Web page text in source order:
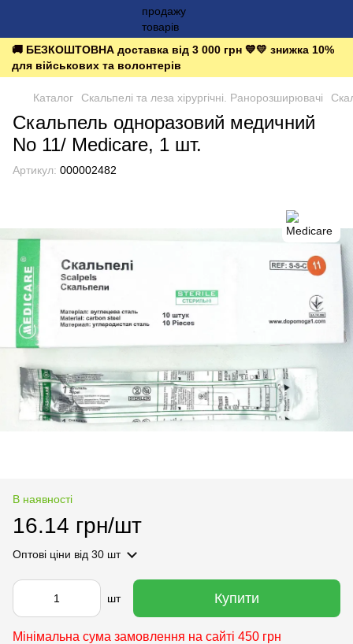
🚚 БЕЗКОШТОВНА доставка від 3 000 грн 💙💛 знижка 10%
для військових та волонтерів
Каталог Скальпелі та леза хірургічні. Ранорозширювачі
Скальпель одноразовий медичний
No 11/ Мedicare, 1 шт.
Артикул: 000002482
В наявності
16.14 грн/шт
Оптові ціни від 30 шт
шт Купити
Мінімальна сума замовлення на сайті 450 грн